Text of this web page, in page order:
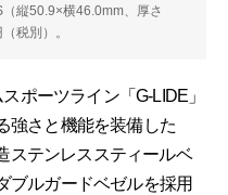
縦50.9×横46.0mm、厚さ
税別）。
ポーツライン「G-LIDE」
強さと機能を装備した
ステンレススティールベ
ブルガードベゼルを採用